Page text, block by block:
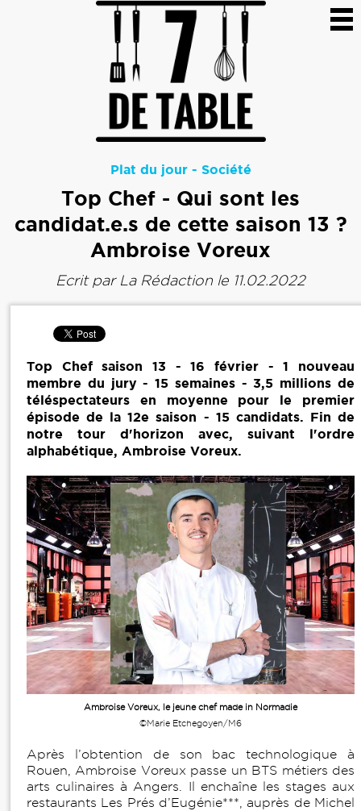
Plat du jour- Société
Top Chef - Qui sont les
candidat.e.s de cette saison 13 ?
Ambroise Voreux
Ecrit par La Rédaction le 11.02.2022
Top Chef saison 13 - 16 février - 1 nouveau
membre du jury - 15 semaines - 3,5 millions de
téléspectateurs en moyenne pour le premier
épisode de la 12e saison - 15 candidats. Fin de
notre tour d'horizon avec, suivant l'ordre
alphabétique, Ambroise Voreux.
Ambroise Voreux, le jeune chef made in Normadie
©Marie Etchegoyen/M6
Après l’obtention de son bac technologique à
Rouen, Ambroise Voreux passe un BTS métiers des
arts culinaires à Angers. Il enchaîne les stages aux
restaurants Les Prés d’Eugénie***, auprès de Michel